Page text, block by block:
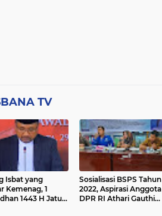
TV
Isbat yang
Kemenag, 1
1443 H Jatuh
Sosialisasi BSPS Tahun
2022, Aspirasi Anggota
DPR RI Athari Gauthi